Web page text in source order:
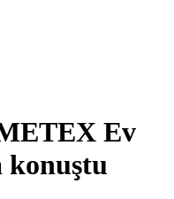
Ev
konuştu